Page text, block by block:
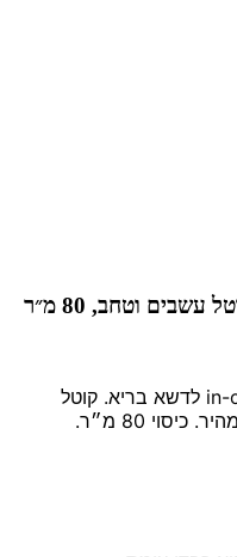
Westland Aftercut - פתרון כל-in-one לדשא בריא. קוטל
80 מ״ר.